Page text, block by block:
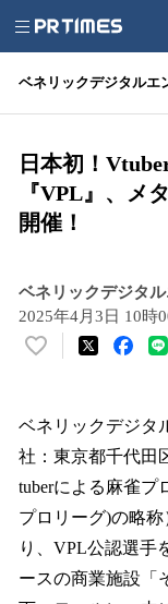
ベネリックデジタルエ
日本初！
『VPL』、メ
開催！
ベネリックデジタ
2025年4月3日 10時
い
！
を
読
み
み
中
ベネリックデジタ
社：東京都千代田
tuberによる麻雀プ
プロリーグ)の略
り、VPL公認選手
ースの商業施設「